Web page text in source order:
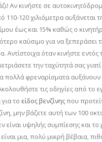
Αν κινήστε σε
120 χιλιόμετρα αυξάνεται
έως και 15% καθώς ο
καύσιμο για να ξεπεράσει
Αντίστοιχα όταν κινήστε εντός
την ταχύτητά σας γιατί
πολλά φρεναρίσματα
τις οδηγίες από το
το είδος βενζίνηςπου
μην βάζετε αυτή των 100
είναι υψηλής συμπίεσης και
μια, πολύ μικρή βέβαια,